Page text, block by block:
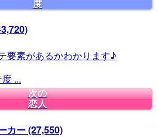
度
要素があるかわかります♪
度 ...
次の
恋人
カー(27,550)